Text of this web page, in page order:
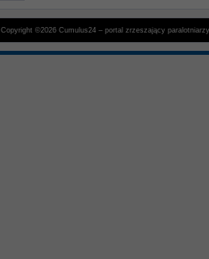
Copyright ©2026 Cumulus24 – portal zrzeszający